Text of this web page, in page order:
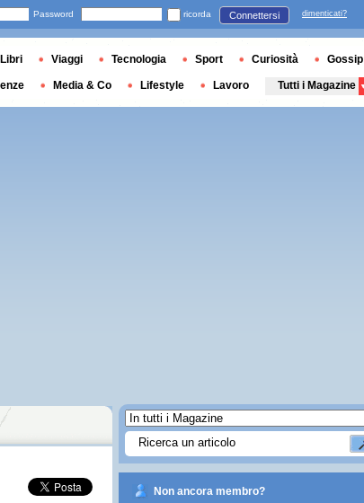
Non ancora membro?
Password ricorda Connettersi dimenticati?
Libri Viaggi Tecnologia Sport Curiosità Gossip
Media & Co Lifestyle Lavoro Tutti i Magazine